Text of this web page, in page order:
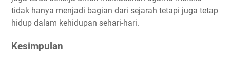
tidak hanya menjadi bagian dari sejarah tetapi juga tetap
hidup dalam kehidupan sehari-hari.
Kesimpulan